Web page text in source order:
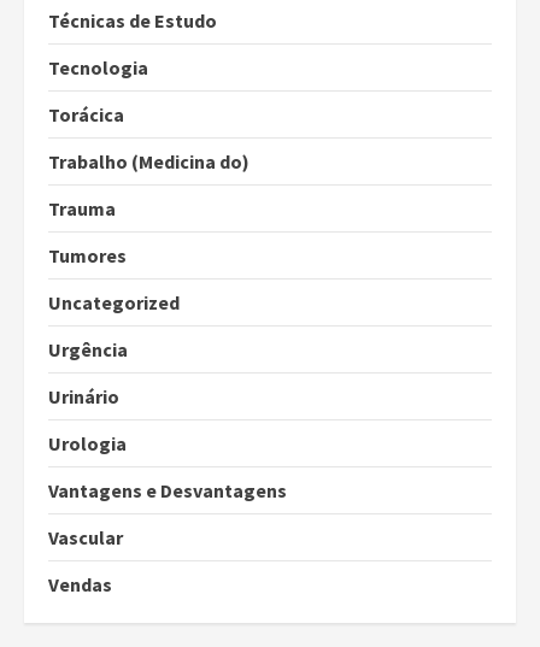
Técnicas de Estudo
Tecnologia
Torácica
Trabalho (Medicina do)
Trauma
Tumores
Uncategorized
Urgência
Urinário
Urologia
Vantagens e Desvantagens
Vascular
Vendas